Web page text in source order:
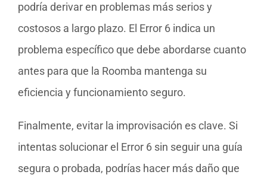
podría derivar en problemas más serios y
costosos a largo plazo. El Error 6 indica un
problema específico que debe abordarse cuanto
antes para que la Roomba mantenga su
eficiencia y funcionamiento seguro.
Finalmente, evitar la improvisación es clave. Si
intentas solucionar el Error 6 sin seguir una guía
segura o probada, podrías hacer más daño que